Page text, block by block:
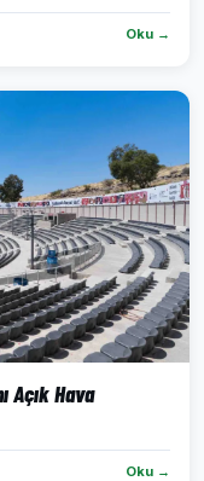
Oku →
Açık Hava
Oku →